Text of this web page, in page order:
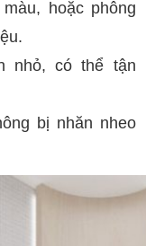
hoặc phông
nhỏ, có thể tận
bị nhăn nheo